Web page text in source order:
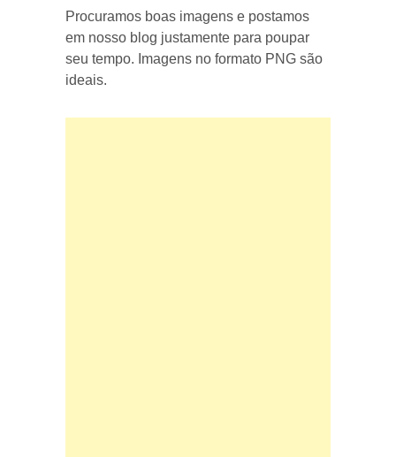
Procuramos boas imagens e postamos
em nosso blog justamente para poupar
seu tempo. Imagens no formato PNG são
ideais.